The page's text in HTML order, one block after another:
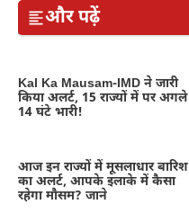
और पढ़ें
Kal Ka Mausam-IMD ने जारी
किया अलर्ट, 15 राज्यों में पर अगले
14 घंटे भारी!
आज इन राज्यों में मूसलाधार बारिश
का अलर्ट, आपके इलाके में कैसा
रहेगा मौसम? जाने